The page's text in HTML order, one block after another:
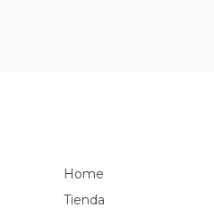
Home
Tienda